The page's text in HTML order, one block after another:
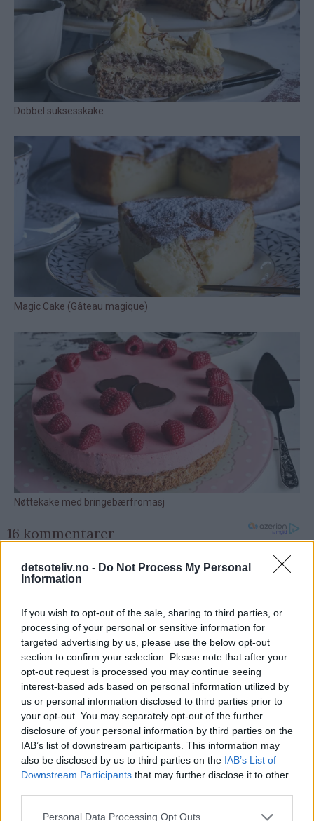
detsoteliv.no - Do Not Process My Personal
Information
If you wish to opt-out of the sale, sharing to third parties, or
processing of your personal or sensitive information for
targeted advertising by us, please use the below opt-out
section to confirm your selection. Please note that after your
opt-out request is processed you may continue seeing
interest-based ads based on personal information utilized by
us or personal information disclosed to third parties prior to
your opt-out. You may separately opt-out of the further
disclosure of your personal information by third parties on the
IAB’s list of downstream participants. This information may
also be disclosed by us to third parties on the IAB’s List of
Downstream Participants that may further disclose it to other
Personal Data Processing Opt Outs
16 kommentarer
budapestkake - 10.03.2014 - 10:05
Nina - 29.03.2014 - 16:57
Går det an og lage bunnene ferdig og ha de på benken
noen dager eller fryse de tru:)?
Krystelle Bredrup - 29.03.2014 - 16:59
Kan man bake bunnene noen dager i forveien (sånn som